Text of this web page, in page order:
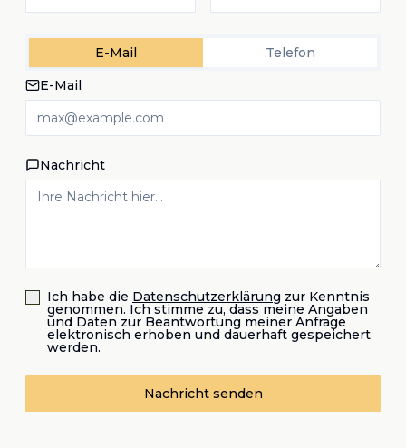
E-Mail
Telefon
E-Mail
Nachricht
Ich habe die Datenschutzerklärung zur Kenntnis
genommen. Ich stimme zu, dass meine Angaben
und Daten zur Beantwortung meiner Anfrage
elektronisch erhoben und dauerhaft gespeichert
werden.
Nachricht senden